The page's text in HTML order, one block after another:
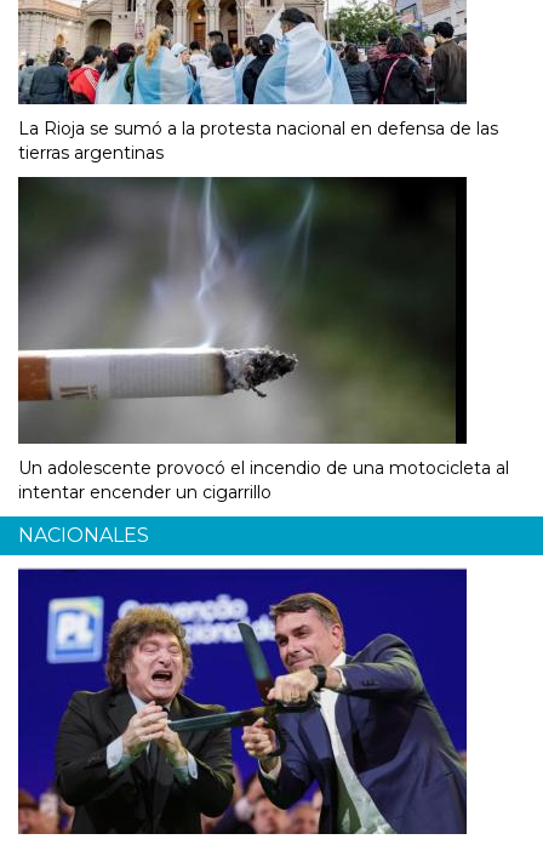
La Rioja se sumó a la protesta nacional en defensa de las
tierras argentinas
Un adolescente provocó el incendio de una motocicleta al
intentar encender un cigarrillo
NACIONALES